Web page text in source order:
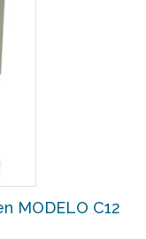
MODELO C12